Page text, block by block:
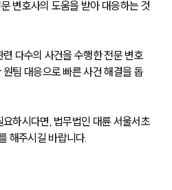
변호사의 도움을 받아 대응하는 것
다수의 사건을 수행한 전문 변호
팀 대응으로 빠른 사건 해결을 돕
하시다면, 법무법인 대륜 서울서초
해주시길 바랍니다.